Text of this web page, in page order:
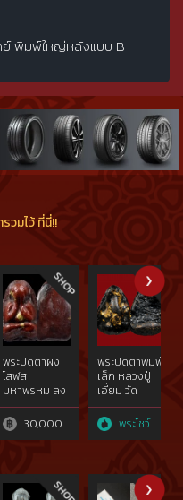
ย์ พิมพ์ใหญ่หลังแบบ B
วมไว้ ที่นี่!!
พระปิดตาผง
โสฬส
มหาพรหม ลง
ชาดแดง พิมพ์
เล็ก ปี 03
หลวงปู่ทิม วัด
30,000
พระปิดตาพิมพ์
เล็ก หลวงปู่
เอี่ยม วัด
สะพานสูง
พระโชว์